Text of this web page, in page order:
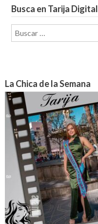
Busca en Tarija Digital
Buscar:
La Chica de la Semana